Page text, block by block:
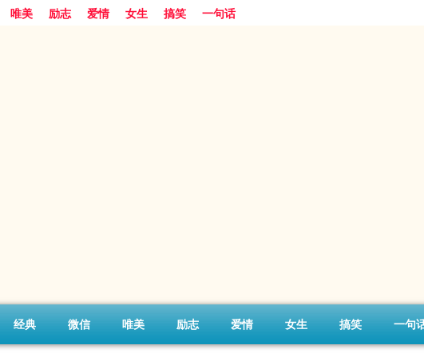
唯美 励志 爱情 女生 搞笑 一句话
经典 微信 唯美 励志 爱情 女生 搞笑 一句